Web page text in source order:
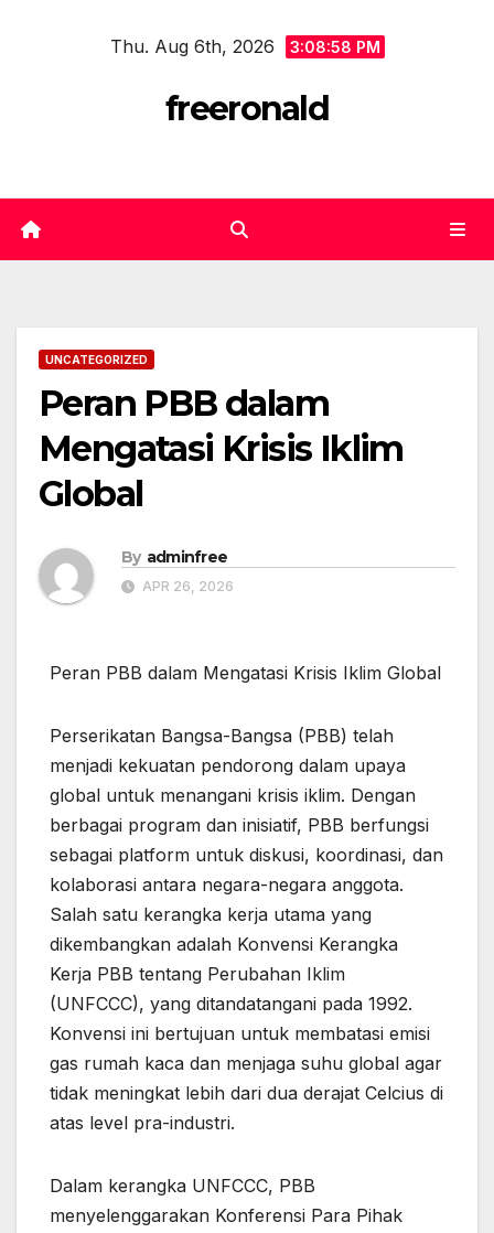
Thu. Aug 6th, 2026 3:08:58 PM
freeronald
UNCATEGORIZED
Peran PBB dalam
Mengatasi Krisis Iklim
Global
By adminfree
APR 26, 2026
Peran PBB dalam Mengatasi Krisis Iklim Global
Perserikatan Bangsa-Bangsa (PBB) telah
menjadi kekuatan pendorong dalam upaya
global untuk menangani krisis iklim. Dengan
berbagai program dan inisiatif, PBB berfungsi
sebagai platform untuk diskusi, koordinasi, dan
kolaborasi antara negara-negara anggota.
Salah satu kerangka kerja utama yang
dikembangkan adalah Konvensi Kerangka
Kerja PBB tentang Perubahan Iklim
(UNFCCC), yang ditandatangani pada 1992.
Konvensi ini bertujuan untuk membatasi emisi
gas rumah kaca dan menjaga suhu global agar
tidak meningkat lebih dari dua derajat Celcius di
atas level pra-industri.
Dalam kerangka UNFCCC, PBB
menyelenggarakan Konferensi Para Pihak